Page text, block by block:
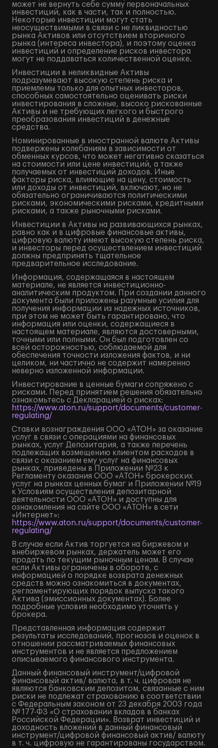
может не вернуть себе сумму первоначальных
инвестиций, как в части, так и полностью.
Некоторые инвестиции могут стать
неосуществимыми в связи с не ликвидностью
рынка Активов или отсутствием вторичного
рынка (интереса инвестора), и поэтому оценка
инвестиций и определение рисков инвестора
могут не поддаваться количественной оценке.
Инвестиции в неликвидные Активы
подразумевают высокую степень риска и
приемлемы только для опытных инвесторов,
способных самостоятельно оценивать риски
инвестирования в сложные, высоко рискованные
Активы и не требующих легкого и быстрого
преобразования инвестиций в денежные
средства.
Номинированные в иностранной валюте Активы
подвержены колебаниям в зависимости от
обменных курсов, что может негативно сказаться
на стоимости или цене инвестиций, а также
получаемых от инвестиций доходов. Иные
факторы риска, влияющие на цену, стоимость
или доходы от инвестиций, включают, но не
обязательно ограничиваются политическими
рисками, экономическими рисками, кредитными
рисками, а также рыночными рисками.
Инвестиции в Активы на развивающихся рынках,
равно как и в цифровые финансовые активы,
цифровую валюту имеют высокую степень риска,
и инвесторы перед осуществлением инвестиций
должны предпринять тщательное
предварительное исследование.
Информация, содержащаяся в настоящем
материале, не является инвестиционно-
аналитическим продуктом. При создании данного
документа были приложены разумные усилия для
получения информации из надежных источников,
при этом не может быть гарантировано, что
информация или оценки, содержащиеся в
настоящем материале, являются достоверными,
точными или полными. Он был подготовлен со
всей осторожностью, соблюдаемой для
обеспечения точности изложения фактов, и ни
целиком, ни частично не содержит намеренно
неверно изложенной информации.
Инвестирование в ценные бумаги сопряжено с
рисками. Перед принятием решения обязательно
ознакомьтесь с Декларацией о рисках:
https://www.aton.ru/support/documents/customer-
regulating/
Ставки вознаграждения ООО «АТОН» за оказание
услуг в связи с операциями на финансовых
рынках, услуг Депозитария, а также перечень
подлежащих возмещению клиентом расходов в
связи с оказанием ему услуг на финансовых
рынках, приведены в Приложении №23 к
Регламенту оказания ООО «АТОН» брокерских
услуг на рынках ценных бумаг и Приложении №19
к Условиям осуществления депозитарной
деятельности ООО «АТОН» и доступны для
ознакомления на сайте ООО «АТОН» в сети
«Интернет»:
https://www.aton.ru/support/documents/customer-
regulating/
В случае если Актив торгуется на биржевом и
внебиржевом рынках, держатель может его
продать по текущим рыночным ценам. В случае
если Активы ограничены в обороте, с
информацией о порядке возврата денежных
средств можно ознакомиться в документах,
регламентирующих порядок выпуска такого
Актива (эмиссионных документах). Более
подробные условия необходимо уточнять у
брокера.
Представленная информация содержит
результаты исследований, прогнозов и оценок в
отношении рассматриваемых финансовых
инструментов и не является предложением
описываемого финансового инструмента.
Данный финансовый инструмент/цифровой
финансовый актив/ валюта, в т. ч. цифровая не
являются банковским депозитом, связанные с ним
риски не подлежат страхованию в соответствии
с Федеральным законом от 23 декабря 2003 года
№ 177-ФЗ «О страховании вкладов в банках
Российской Федерации». Возврат инвестиций и
доходность вложений в данный финансовый
инструмент/цифровой финансовый актив/ валюту
в т. ч. цифровую не гарантированы государством.